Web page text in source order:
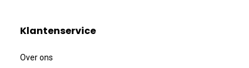
Klantenservice
Over ons